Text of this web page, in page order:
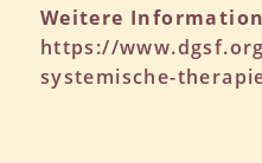
Weitere
https://
systemische-